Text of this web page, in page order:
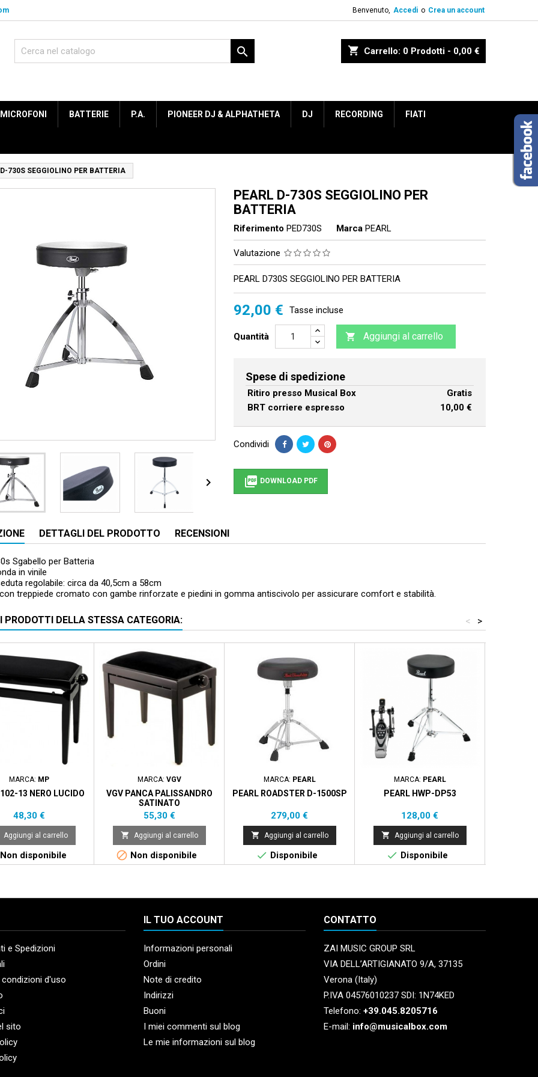
Benvenuto, Accedi o Crea un account
shopping_cart Carrello: 0 Prodotti - 0,00 €

MICROFONI BATTERIE P.A. PIONEER DJ & ALPHATHETA DJ RECORDING FIATI
730S SEGGIOLINO PER BATTERIA

PEARL D-730S SEGGIOLINO PER
BATTERIA
Riferimento PED730S Marca PEARL
Valutazione
PEARL D730S SEGGIOLINO PER BATTERIA
92,00 € Tasse incluse
Quantità  Aggiungi al carrello
Spese di spedizione
Ritiro presso Musical Box
Gratis
BRT corriere espresso
10,00 €
Condividi
 DOWNLOAD PDF
DETTAGLI DEL PRODOTTO RECENSIONI
Sgabello per Batteria
in vinile
regolabile: circa da 40,5cm a 58cm
treppiede cromato con gambe rinforzate e piedini in gomma antiscivolo per assicurare comfort e stabilità.
PRODOTTI DELLA STESSA CATEGORIA: >
<
MARCA: MP
13 NERO LUCIDO
Prezzo
48,30 €
Aggiungi al carrello
Non disponibile
MARCA: VGV
VGV PANCA PALISSANDRO
SATINATO
Prezzo
55,30 €
 Aggiungi al carrello
 Non disponibile
MARCA: PEARL
PEARL ROADSTER D-1500SP
Prezzo
279,00 €
 Aggiungi al carrello
 Disponibile
MARCA: PEARL
PEARL HWP-DP53
Prezzo
128,00 €
 Aggiungi al carrello
 Disponibile
e Spedizioni
condizioni d'uso
sito
IL TUO ACCOUNT
Informazioni personali
Ordini
Note di credito
Indirizzi
Buoni
I miei commenti sul blog
Le mie informazioni sul blog
CONTATTO
ZAI MUSIC GROUP SRL
VIA DELL’ARTIGIANATO 9/A, 37135
Verona (Italy)
P.IVA 04576010237 SDI: 1N74KED
Telefono: +39.045.8205716
E-mail: info@musicalbox.com